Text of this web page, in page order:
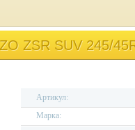
ZSR SUV 245/
Артикул:
Марка: